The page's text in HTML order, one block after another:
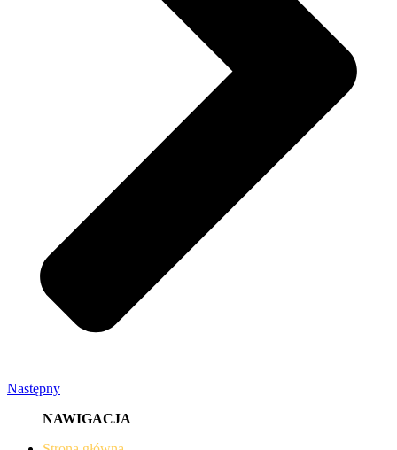
Następny
NAWIGACJA